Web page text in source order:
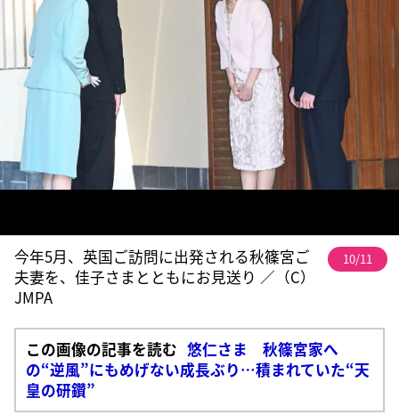
今年5月、英国ご訪問に出発される秋篠宮ご
夫妻を、佳子さまとともにお見送り ／（C）
JMPA
10/11
この画像の記事を読む 悠仁さま 秋篠宮家へ
の“逆風”にもめげない成長ぶり…積まれていた“天
皇の研鑽”